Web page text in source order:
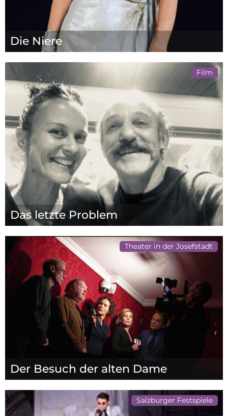
Die Niere
Film
Das letzte Problem
Theater in der Josefstadt
Der Besuch der alten Dame
Salzburger Festspiele